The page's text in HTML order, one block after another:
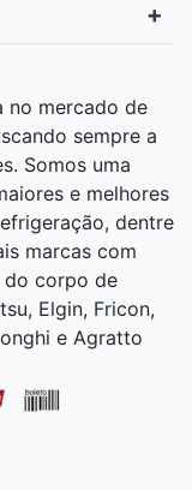
no mercado de
sempre a
Somos uma
e melhores
dentre
marcas com
do corpo de
Elgin, Fricon,
e Agratto